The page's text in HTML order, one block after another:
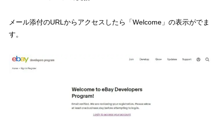
メール添付のURLからアクセスしたら「Welcome」の表示がでま
す。